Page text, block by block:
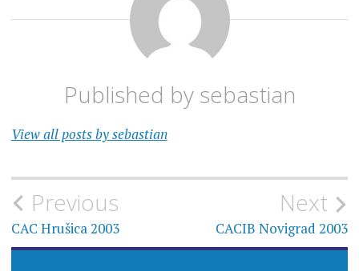
Published by sebastian
View all posts by sebastian
Navigacija
prispevka
Previous
CAC Hrušica 2003
Next
CACIB Novigrad 2003